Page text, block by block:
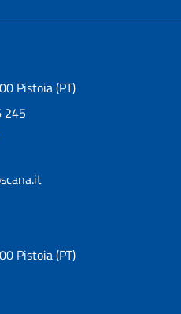
Pistoia (PT)
245
Pistoia (PT)